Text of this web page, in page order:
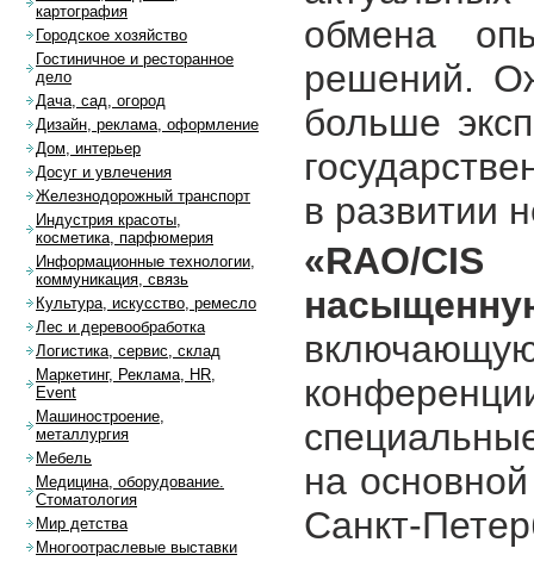
обмена
решений.
больше
в развитии
«RAO/
на
Санкт-
картография
Городское хозяйство
Гостиничное и ресторанное
дело
Дача, сад, огород
Дизайн, реклама, оформление
Дом, интерьер
Досуг и увлечения
Железнодорожный транспорт
Индустрия красоты,
косметика, парфюмерия
Информационные технологии,
коммуникация, связь
Культура, искусство, ремесло
Лес и деревообработка
Логистика, сервис, склад
Маркетинг, Реклама, HR,
Event
Машиностроение,
металлургия
Мебель
Медицина, оборудование.
Стоматология
Мир детства
Многоотраслевые выставки